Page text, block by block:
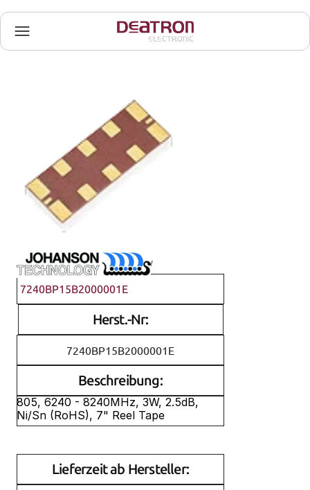
Johanson Technology
7240BP15B2000001E
Herst.-Nr:
7240BP15B2000001E
Beschreibung:
805, 6240 - 8240MHz, 3W, 2.5dB,
Ni/Sn (RoHS), 7" Reel Tape
Lieferzeit ab Hersteller: